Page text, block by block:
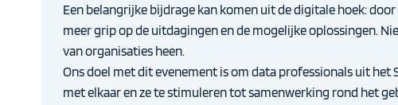
Een belangrijke bijdrage kan komen uit de digitale hoek:
meer grip op de uitdagingen en de mogelijke oplossingen.
van organisaties heen.
Ons doel met dit evenement is om data professionals uit
met elkaar en ze te stimuleren tot samenwerking rond het